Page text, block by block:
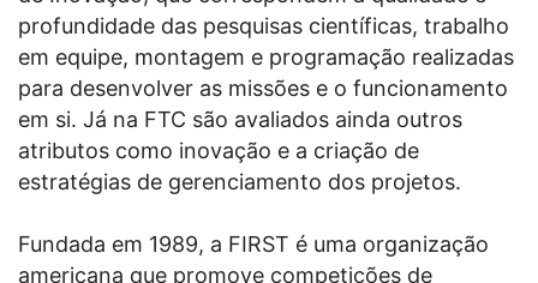
profundidade das pesquisas científicas, trabalho
em equipe, montagem e programação realizadas
para desenvolver as missões e o funcionamento
em si. Já na FTC são avaliados ainda outros
atributos como inovação e a criação de
estratégias de gerenciamento dos projetos.
Fundada em 1989, a FIRST é uma organização
americana que promove competições de